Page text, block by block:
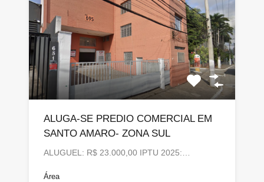
ALUGA-SE PREDIO COMERCIAL EM
SANTO AMARO- ZONA SUL
ALUGUEL: R$ 23.000,00 IPTU 2025:…
Área